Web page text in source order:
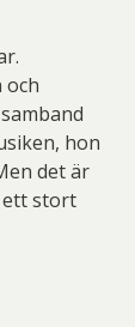
och
hon
det är
ett stort